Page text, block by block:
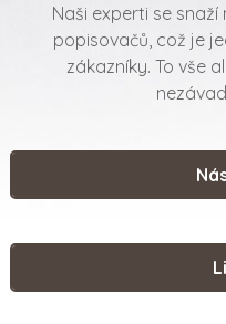
Naši experti se
popisovačů, což je
zákazníky. To vše